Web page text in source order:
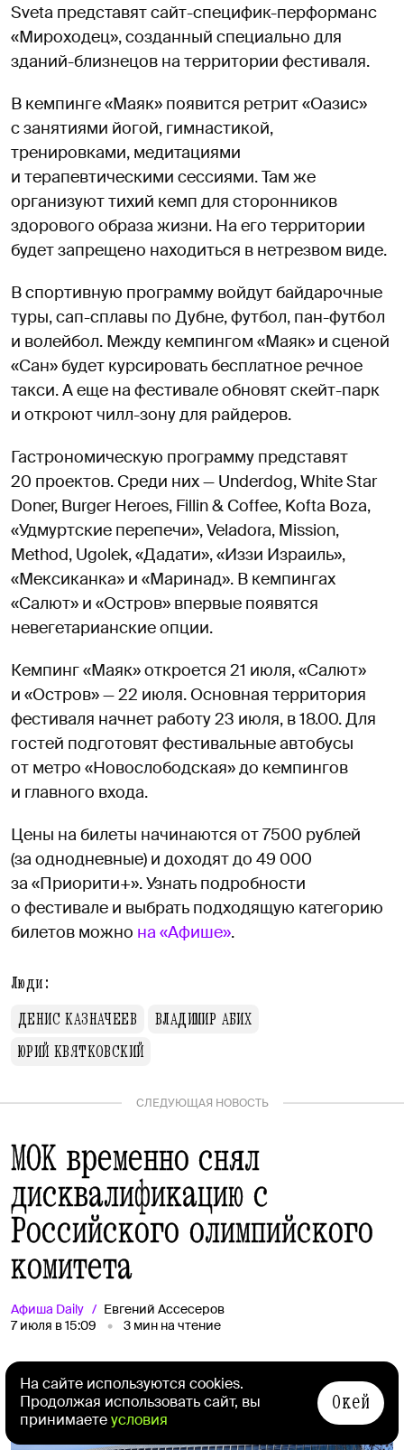
Sveta представят сайт-специфик-перформанс
«Мироходец», созданный специально для
зданий-близнецов на территории фестиваля.
В кемпинге «Маяк» появится ретрит «Оазис»
с занятиями йогой, гимнастикой,
тренировками, медитациями
и терапевтическими сессиями. Там же
организуют тихий кемп для сторонников
здорового образа жизни. На его территории
будет запрещено находиться в нетрезвом виде.
В спортивную программу войдут байдарочные
туры, сап-сплавы по Дубне, футбол, пан-футбол
и волейбол. Между кемпингом «Маяк» и сценой
«Сан» будет курсировать бесплатное речное
такси. А еще на фестивале обновят скейт-парк
и откроют чилл-зону для райдеров.
Гастрономическую программу представят
20 проектов. Среди них — Underdog, White Star
Doner, Burger Heroes, Fillin & Coffee, Kofta Boza,
«Удмуртские перепечи», Veladora, Mission,
Method, Ugolek, «Дадати», «Иззи Израиль»,
«Мексиканка» и «Маринад». В кемпингах
«Салют» и «Остров» впервые появятся
невегетарианские опции.
Кемпинг «Маяк» откроется 21 июля, «Салют»
и «Остров» — 22 июля. Основная территория
фестиваля начнет работу 23 июля, в 18.00. Для
гостей подготовят фестивальные автобусы
от метро «Новослободская» до кемпингов
и главного входа.
Цены на билеты начинаются от 7500 рублей
(за однодневные) и доходят до 49 000
за «Приорити+». Узнать подробности
о фестивале и выбрать подходящую категорию
билетов можно на «Афише».
Люди:
ДЕНИС КАЗНАЧЕЕВ
ВЛАДИМИР АБИХ
ЮРИЙ КВЯТКОВСКИЙ
СЛЕДУЮЩАЯ НОВОСТЬ
МОК временно снял
дисквалификацию с
Российского олимпийского
комитета
Афиша Daily
Евгений Ассесеров
7 июля в 15:09
3 мин на чтение
На сайте используются cookies.
Продолжая использовать сайт, вы
принимаетеусловия
Окей